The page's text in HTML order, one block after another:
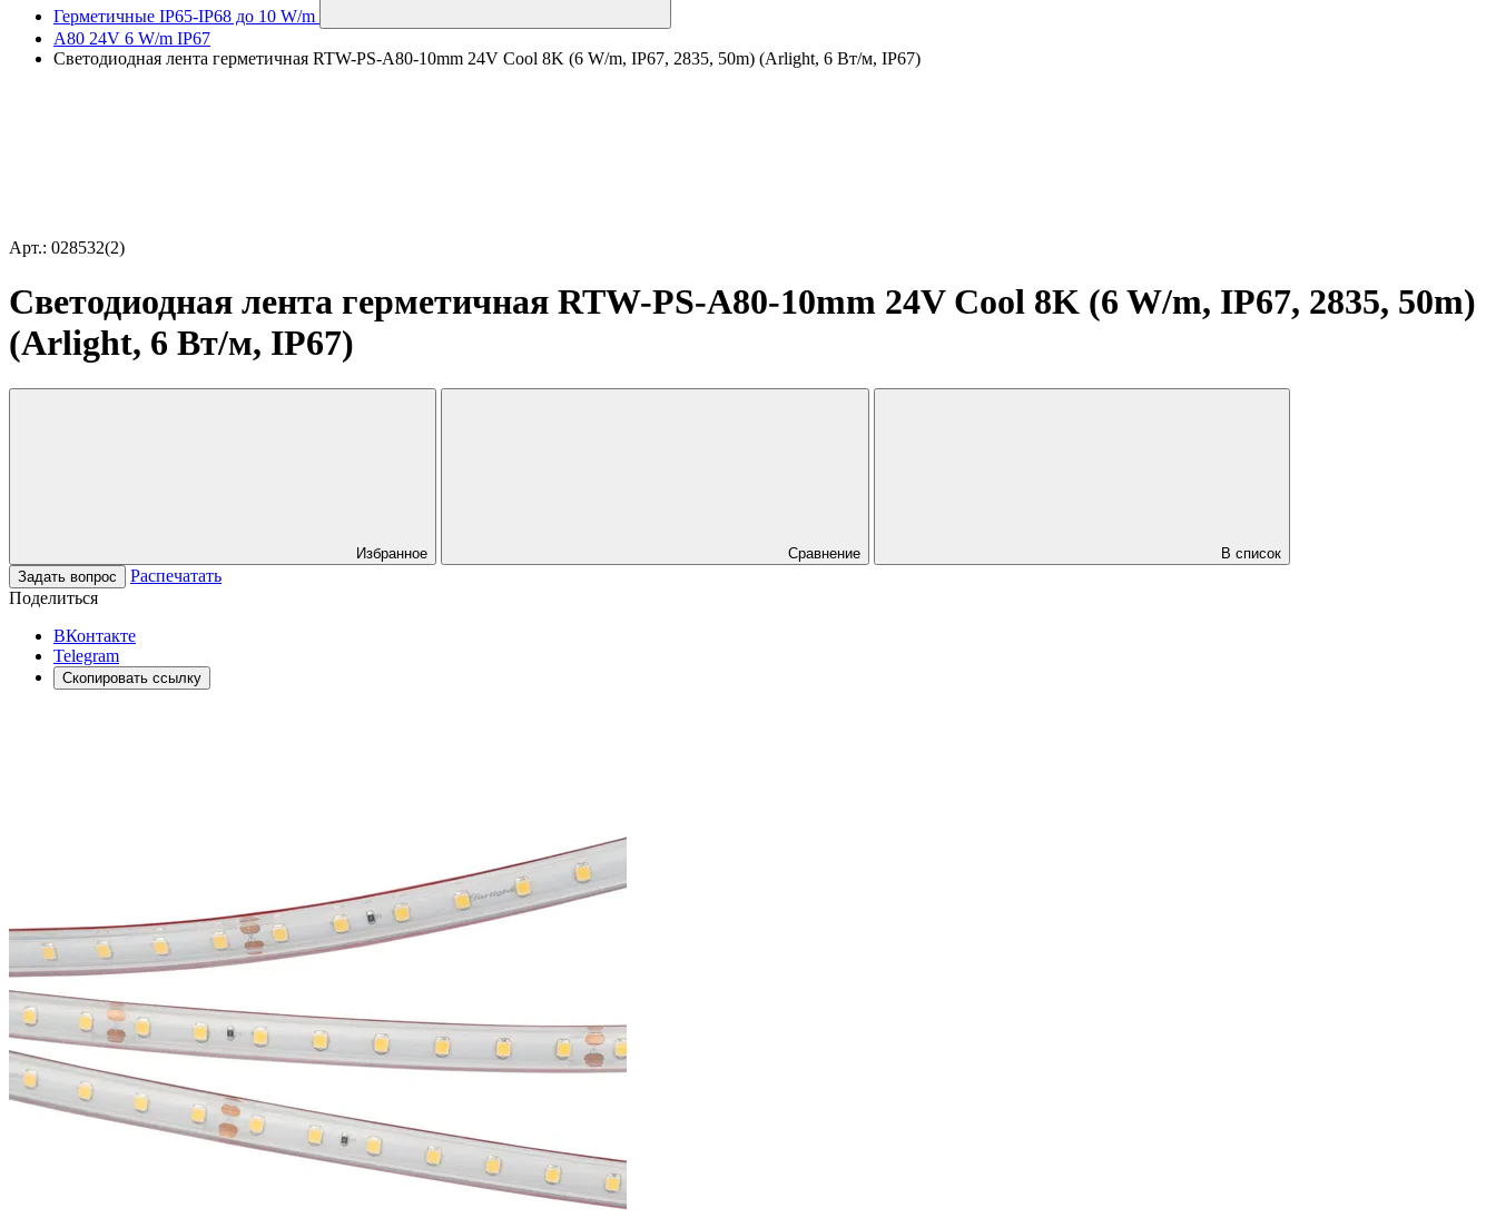
Герметичные IP65-IP68 до 10 W/m
A80 24V 6 W/m IP67
Светодиодная лента герметичная RTW-PS-A80-10mm 24V Cool 8K (6 W/m, IP67, 2835, 50m) (Arlight, 6 Вт/м, IP67)
Арт.: 028532(2)
Светодиодная лента герметичная RTW-PS-A80-10mm 24V Cool 8K (6 W/m, IP67, 2835, 50m)
(Arlight, 6 Вт/м, IP67)
Избранное Сравнение
В список
Задать вопрос
Распечатать
Поделиться
ВКонтакте
Telegram
Скопировать ссылку